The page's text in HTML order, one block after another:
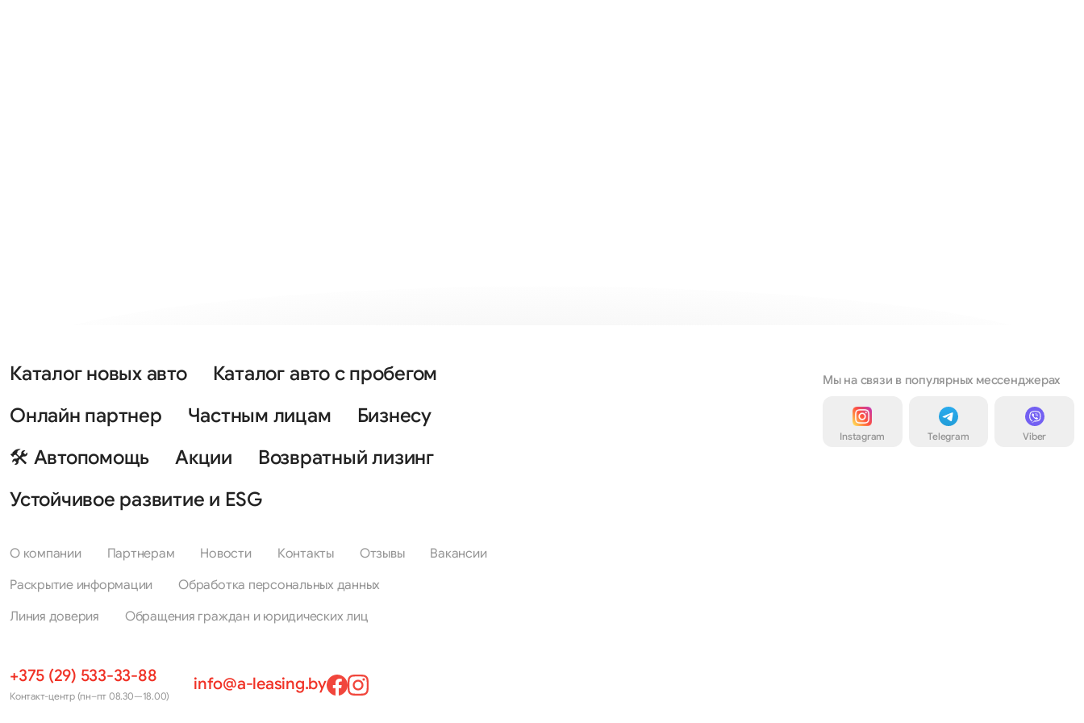
Каталог новых авто
Каталог авто с пробегом
Онлайн партнер
Частным лицам
Бизнесу
🛠 Автопомощь
Акции
Возвратный лизинг
Устойчивое развитие и ESG
О компании Партнерам Новости Контакты Отзывы
Вакансии
Раскрытие информации
Обработка персональных данных
Линия доверия
Обращения граждан и юридических лиц
+375 (29) 533-33-88
Контакт-центр (пн–пт 08.30—18.00)
info@a-leasing.by
Мы на связи в популярных мессенджерах
Instagram Telegram Viber